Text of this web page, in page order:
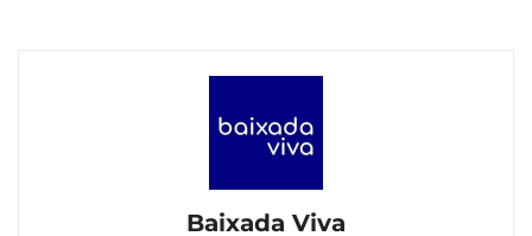
Baixada Viva